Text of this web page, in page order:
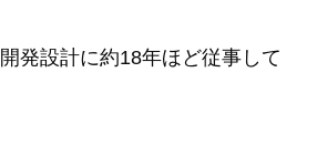
発設計に約18年ほど従事して